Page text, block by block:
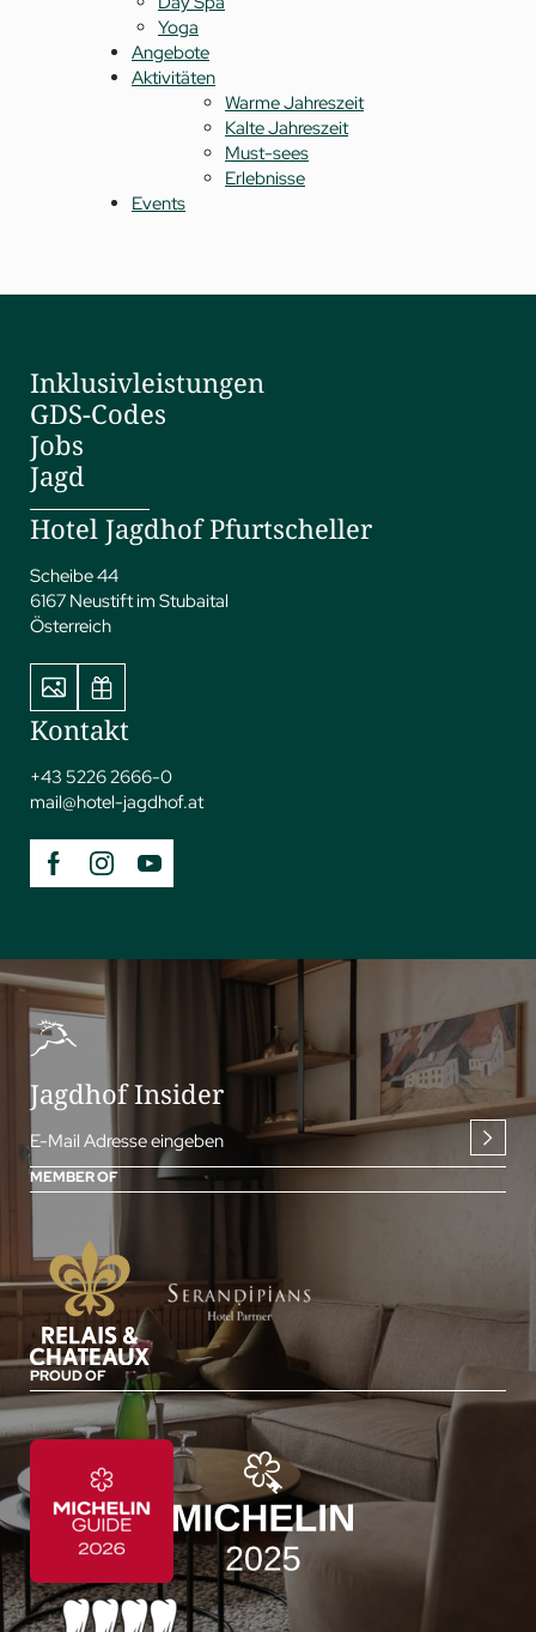
Yoga
Angebote
Aktivitäten
Warme Jahreszeit
Kalte Jahreszeit
Must-sees
Erlebnisse
Events
Inklusivleistungen
GDS-Codes
Jobs
Jagd
Hotel Jagdhof Pfurtscheller
Scheibe 44
6167 Neustift im Stubaital
Österreich
Kontakt
+43 5226 2666-0
mail@hotel-jagdhof.at
Jagdhof Insider
E-Mail Adresse eingeben
MEMBER OF
PROUD OF